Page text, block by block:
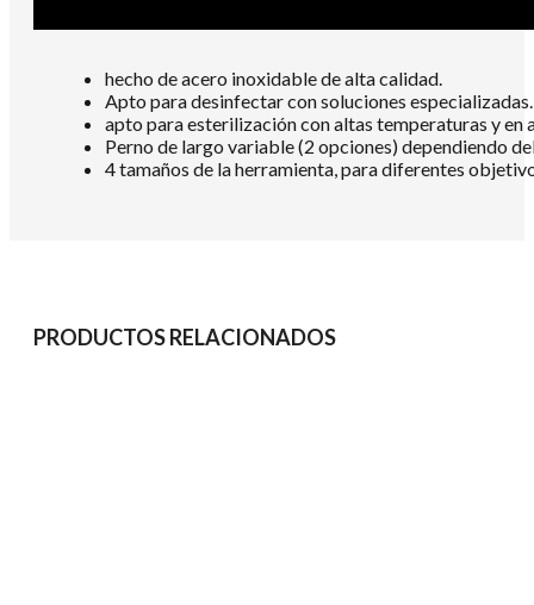
hecho de acero inoxidable de alta calidad.
Apto para desinfectar con soluciones especializadas.
apto para esterilización con altas temperaturas y en
Perno de largo variable (2 opciones) dependiendo
4 tamaños de la herramienta, para diferentes
PRODUCTOS RELACIONADOS